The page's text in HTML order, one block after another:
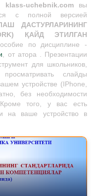
klass-uchebnik.comвы
с полной версией
ДАСТУРЛАРИНИНГ
ҚАЙД ЭТИЛГАН
по дисциплине -
, от атора . Презентации
для школьников,
слайды
устройстве (IPhone,
без необходимости
того, у вас есть
на ваше устройство в